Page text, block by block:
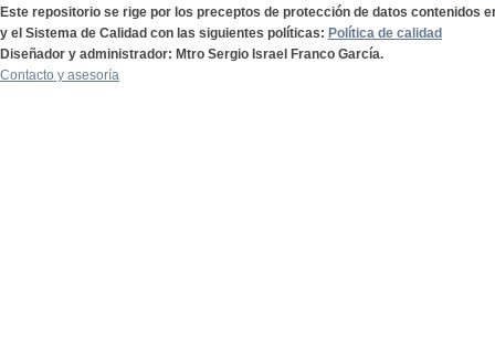
Este repositorio se rige por los preceptos de protección de datos contenidos
y el Sistema de Calidad con las siguientes políticas: Política de calidad
Diseñador y administrador: Mtro Sergio Israel Franco García.
Contacto y asesoría